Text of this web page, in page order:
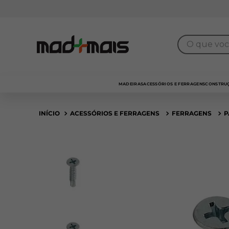
O que você
MADEIRASACESSÓRIOS E FERRAGENS
ACESSÓRIOS E FERRAGENS FERRAGENS